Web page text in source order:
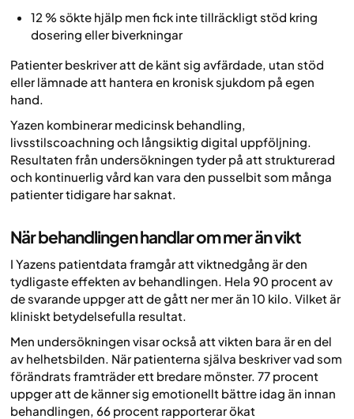
12 % sökte hjälp men fick inte tillräckligt stöd kring
dosering eller biverkningar
Patienter beskriver att de känt sig avfärdade, utan stöd
eller lämnade att hantera en kronisk sjukdom på egen
hand.
Yazen kombinerar medicinsk behandling,
livsstilscoachning och långsiktig digital uppföljning.
Resultaten från undersökningen tyder på att strukturerad
och kontinuerlig vård kan vara den pusselbit som många
patienter tidigare har saknat.
När behandlingen handlar om mer än vikt
I Yazens patientdata framgår att viktnedgång är den
tydligaste effekten av behandlingen. Hela 90 procent av
de svarande uppger att de gått ner mer än 10 kilo. Vilket är
kliniskt betydelsefulla resultat.
Men undersökningen visar också att vikten bara är en del
av helhetsbilden. När patienterna själva beskriver vad som
förändrats framträder ett bredare mönster. 77 procent
uppger att de känner sig emotionellt bättre idag än innan
behandlingen, 66 procent rapporterar ökat